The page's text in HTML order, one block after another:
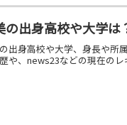
の出身高校や大学
出身高校や大学、身長や
や、news23などの現在の